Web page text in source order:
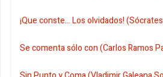
¡Que conste... Los olvidados!
Se comenta sólo con (Carlos Ramos